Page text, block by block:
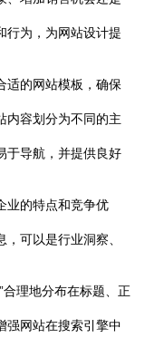
行为，为网站设计提
适的网站模板，确保
内容划分为不同的主
于导航，并提供良好
业的特点和竞争优
可以是行业洞察、
理地分布在标题、正
强网站在搜索引擎中